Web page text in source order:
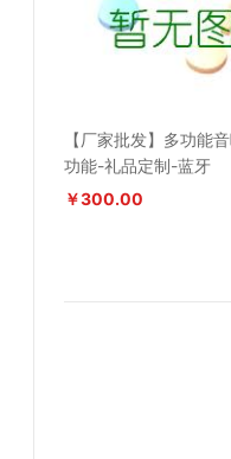
【厂家批发】多功能
功能-礼品定制-蓝牙
￥300.00